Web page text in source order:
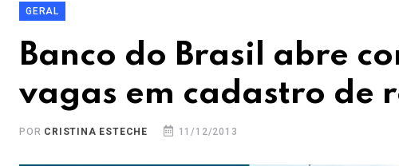
GERAL
Banco do Brasil abre
vagas em cadastro de
POR CRISTINA ESTECHE 11/12/2013